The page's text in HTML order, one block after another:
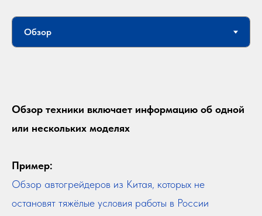
Обзор техники включает информацию об одной
или нескольких моделях
Пример:
Обзор автогрейдеров из Китая, которых не
остановят тяжёлые условия работы в России